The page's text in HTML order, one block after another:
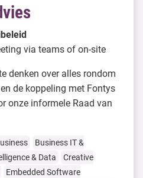
via teams of on-site
denken over alles rondom
de koppeling met Fontys
onze informele Raad van
Business IT &
& Data
Creative
Embedded Software